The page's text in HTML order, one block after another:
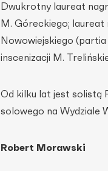
Dwukrotny laureat
M. Góreckiego; laureat
Nowowiejskiego
inscenizacji M.
Od kilku lat jest solistą
solowego na Wydziale
Robert Morawski